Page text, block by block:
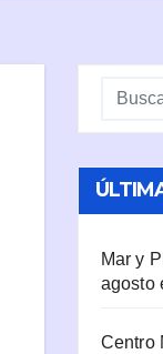
Mar y
agosto
Centro